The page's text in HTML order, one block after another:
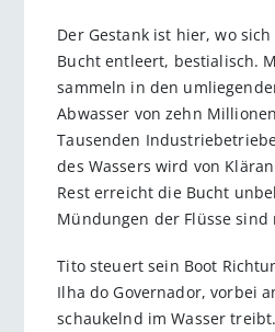
Der Gestank ist hier, wo
Bucht entleert, bestialisch.
sammeln in den
Abwasser von zehn
Tausenden
des Wassers wird von
Rest erreicht die Bucht
Mündungen der Flüsse sind
Tito steuert sein Boot
Ilha do Governador, vorbei
schaukelnd im Wasser